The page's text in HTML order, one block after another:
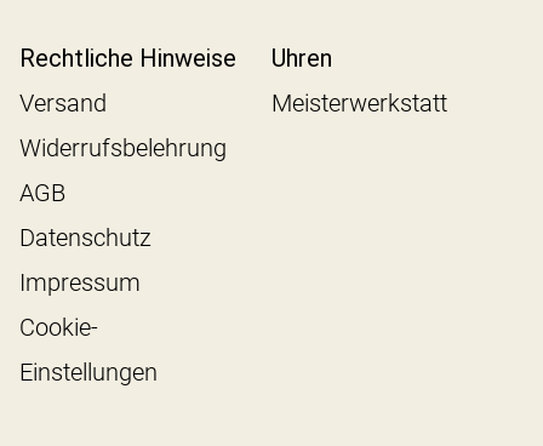
Rechtliche Hinweise
Versand
Widerrufsbelehrung
AGB
Datenschutz
Impressum
Cookie-
Einstellungen
Uhren
Meisterwerkstatt